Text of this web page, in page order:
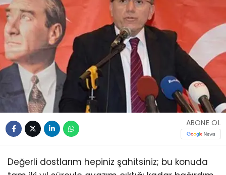
ABONE OL
Değerli dostlarım hepiniz şahitsiniz; bu konuda